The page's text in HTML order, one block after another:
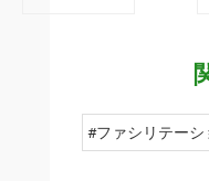
#ファシリテーシ